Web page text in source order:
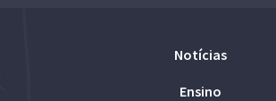
Notícias
Ensino